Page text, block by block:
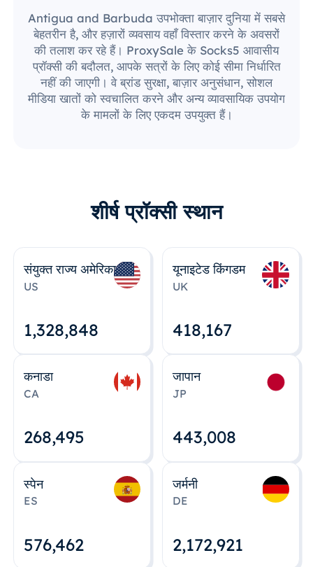
Antigua and Barbuda उपभोक्ता बाज़ार दुनिया में सबसे
बेहतरीन है, और हज़ारों व्यवसाय वहाँ विस्तार करने के अवसरों
की तलाश कर रहे हैं। ProxySale के Socks5 आवासीय
प्रॉक्सी की बदौलत, आपके सत्रों के लिए कोई सीमा निर्धारित
नहीं की जाएगी। वे ब्रांड सुरक्षा, बाज़ार अनुसंधान, सोशल
मीडिया खातों को स्वचालित करने और अन्य व्यावसायिक उपयोग
के मामलों के लिए एकदम उपयुक्त हैं।
शीर्ष प्रॉक्सी स्थान
संयुक्त राज्य अमेरिका
US
1,328,848
यूनाइटेड किंगडम
UK
418,167
कनाडा
CA
268,495
जापान
JP
443,008
स्पेन
ES
576,463
जर्मनी
DE
2,172,922